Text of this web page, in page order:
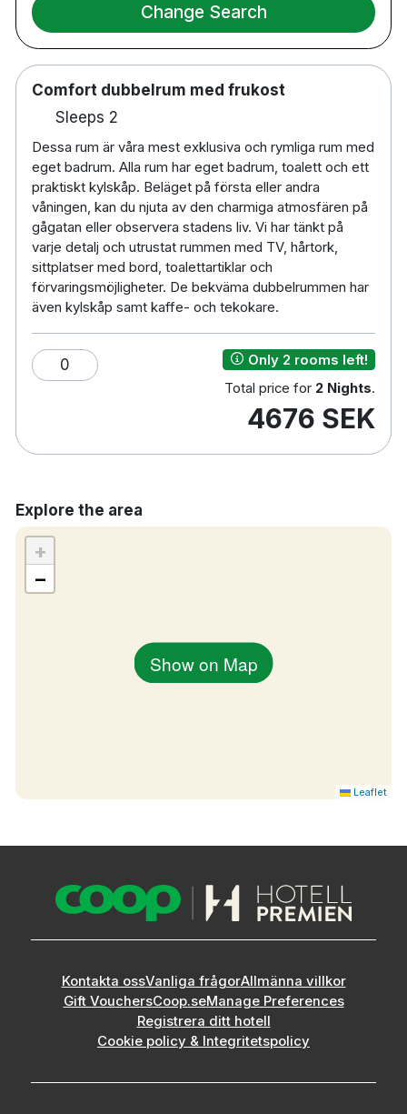
Change Search
Comfort dubbelrum med frukost
Sleeps 2
Dessa rum är våra mest exklusiva och rymliga rum med
eget badrum. Alla rum har eget badrum, toalett och ett
praktiskt kylskåp. Beläget på första eller andra
våningen, kan du njuta av den charmiga atmosfären på
gågatan eller observera stadens liv. Vi har tänkt på
varje detalj och utrustat rummen med TV, hårtork,
sittplatser med bord, toalettartiklar och
förvaringsmöjligheter. De bekväma dubbelrummen har
även kylskåp samt kaffe- och tekokare.
0
Only 2 rooms left!
Total price for 2 Nights.
4676 SEK
Explore the area
Show on Map
+
−
Leaflet
Kontakta ossVanliga frågorAllmänna villkor
Gift VouchersCoop.seManage Preferences
Registrera ditt hotell
Cookie policy & Integritetspolicy